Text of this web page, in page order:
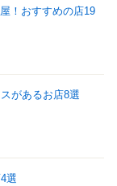
！おすすめの店19
があるお店8選
選